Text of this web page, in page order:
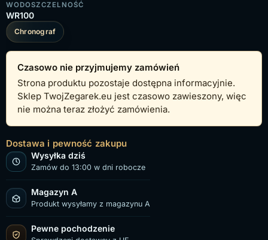
WODOSZCZELNOŚĆ
WR100
Chronograf
Czasowo nie przyjmujemy zamówień
Strona produktu pozostaje dostępna informacyjnie.
Sklep TwojZegarek.eu jest czasowo zawieszony, więc
nie można teraz złożyć zamówienia.
Dostawa i pewność zakupu
Wysyłka dziś
Zamów do 13:00 w dni robocze
Magazyn A
Produkt wysyłamy z magazynu A
Pewne pochodzenie